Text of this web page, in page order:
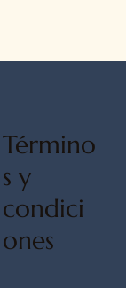
Término
s y
condici
ones